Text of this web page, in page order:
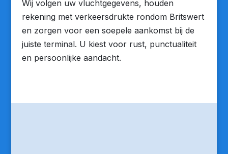
Wij volgen uw vluchtgegevens, houden
rekening met verkeersdrukte rondom Britswert
en zorgen voor een soepele aankomst bij de
juiste terminal. U kiest voor rust, punctualiteit
en persoonlijke aandacht.